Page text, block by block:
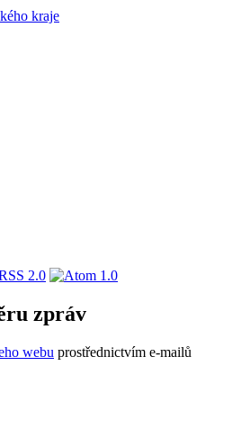
kraje
zpráv
webu prostřednictvím e-mailů